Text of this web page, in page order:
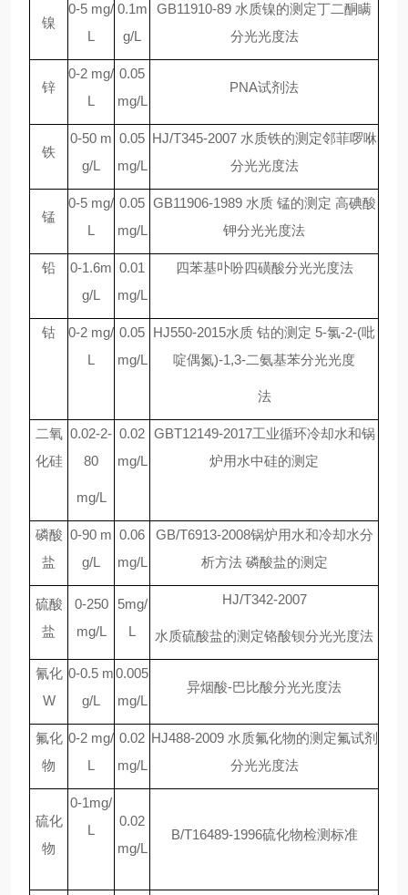
镍
0-5 mg/
L
0.1m
g/L
GB11910-89 水质镍的测定丁二酮瞒
分光光度法
锌
0-2 mg/
L
0.05
mg/L
PNA试剂法
铁
0-50 m
g/L
0.05
mg/L
HJ/T345-2007 水质铁的测定邻菲啰咻
分光光度法
锰
0-5 mg/
L
0.05
mg/L
GB11906-1989 水质 锰的测定 高碘酸
钾分光光度法
铅
0-1.6m
g/L
0.01
mg/L
四苯基卟吩四磺酸分光光度法
钴
0-2 mg/
L
0.05
mg/L
HJ550-2015水质 钴的测定 5-氯-2-(吡
啶偶氮)-1,3-二氨基苯分光光度
法
二氧
化硅
0.02-2-
80
mg/L
0.02
mg/L
GBT12149-2017工业循环冷却水和锅
炉用水中硅的测定
磷酸
盐
0-90 m
g/L
0.06
mg/L
GB/T6913-2008锅炉用水和冷却水分
析方法 磷酸盐的测定
硫酸
盐
0-250
mg/L
5mg/
L
HJ/T342-2007
水质硫酸盐的测定铬酸钡分光光度法
氰化
W
0-0.5 m
g/L
0.005
mg/L
异烟酸-巴比酸分光光度法
氟化
物
0-2 mg/
L
0.02
mg/L
HJ488-2009 水质氟化物的测定氟试剂
分光光度法
硫化
物
0-1mg/
L
0.02
mg/L
B/T16489-1996硫化物检测标准